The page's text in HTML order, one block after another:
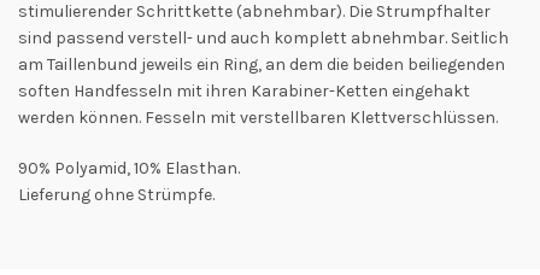
stimulierender Schrittkette (abnehmbar). Die Strumpfhalter
sind passend verstell- und auch komplett abnehmbar. Seitlich
am Taillenbund jeweils ein Ring, an dem die beiden beiliegenden
soften Handfesseln mit ihren Karabiner-Ketten eingehakt
werden können. Fesseln mit verstellbaren Klettverschlüssen.
90% Polyamid, 10% Elasthan.
Lieferung ohne Strümpfe.